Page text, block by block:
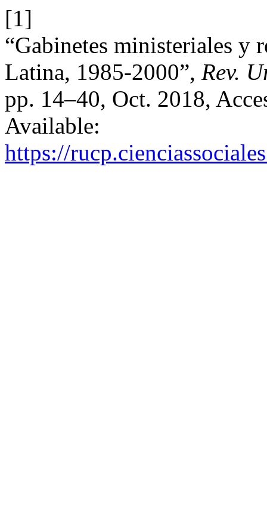
[1]
“Gabinetes ministeriales y
Latina, 1985-2000”, Rev.
pp. 14–40, Oct. 2018,
Available:
https://